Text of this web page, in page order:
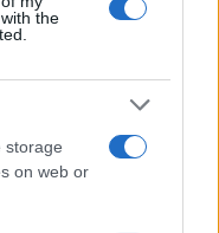
the
storage
on web or
elementi a pochi
del naso dopo
sul selciato,